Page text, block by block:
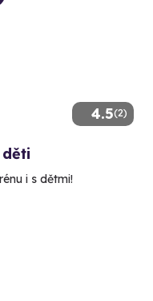
4.5(2)
i s dětmi!